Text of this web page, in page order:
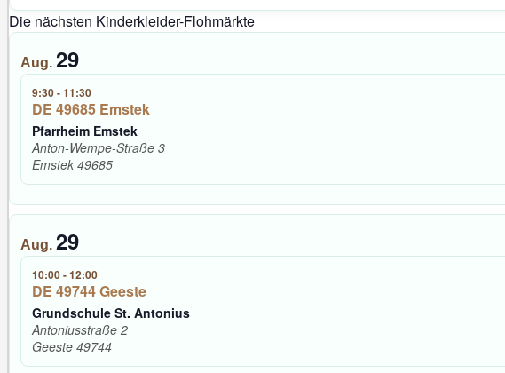
Die nächsten Kinderkleider-Flohmärkte
Aug. 29
9:30-11:30
DE 49685 Emstek
Pfarrheim Emstek
Anton-Wempe-Straße 3
Emstek 49685
Aug. 29
10:00-12:00
DE 49744 Geeste
Grundschule St. Antonius
Antoniusstraße 2
Geeste 49744